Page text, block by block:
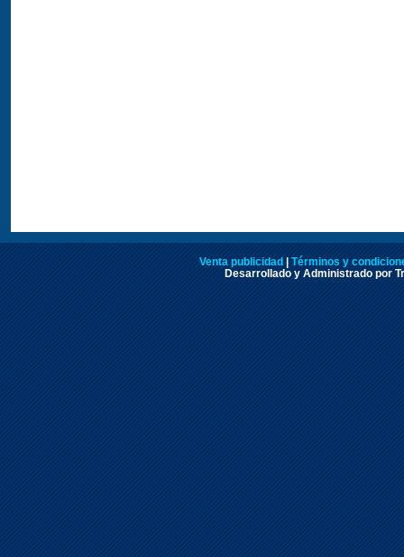
Venta publicidad
Términos y
Desarrollado y Administrado por